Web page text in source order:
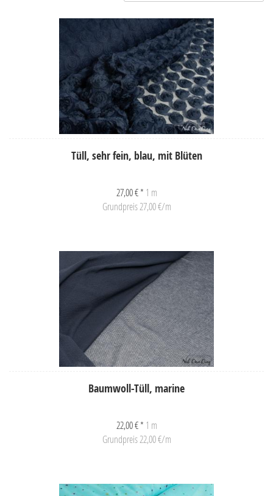
Tüll, sehr fein, blau, mit Blüten
27,00 € * 1 m
Grundpreis 27,00 €/m
Baumwoll-Tüll, marine
22,00 € * 1 m
Grundpreis 22,00 €/m